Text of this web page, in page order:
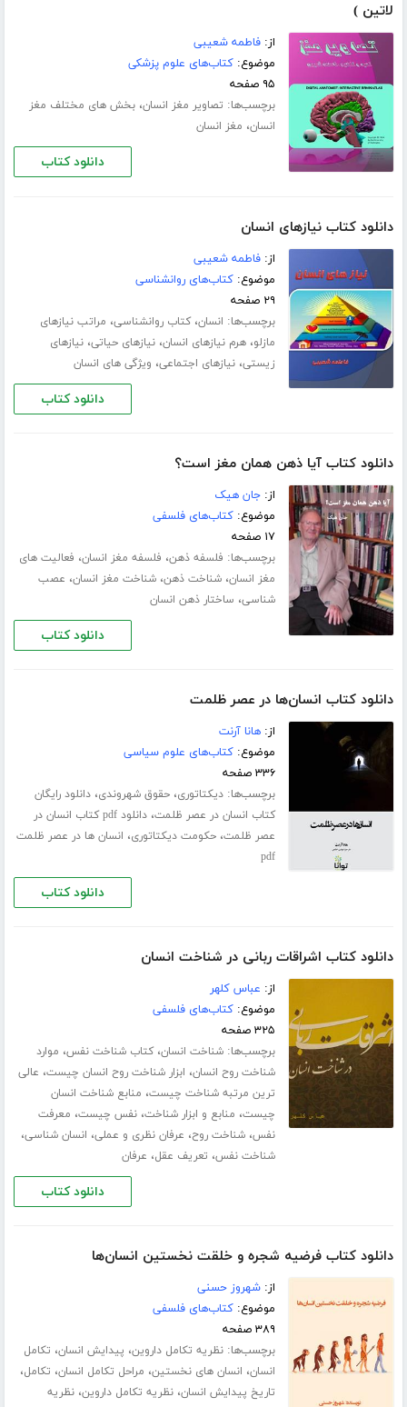
لاتین )
از:فاطمه شعیبی
موضوع:کتاب‌های علوم پزشکی
۹۵ صفحه
برچسب‌ها: تصاویر مغز انسان،بخش های مختلف مغز
انسان، مغز انسان
دانلود کتاب
دانلود کتاب نیازهای انسان
از:فاطمه شعیبی
موضوع:کتاب‌های روانشناسی
۲۹ صفحه
برچسب‌ها: انسان،کتاب روانشناسی، مراتب نیازهای
مازلو،هرم نیازهای انسان،نیازهای حیاتی‌،نیازهای
زیستی،نیازهای اجتماعی، ویژگی های انسان
دانلود کتاب
دانلود کتاب آیا ذهن همان مغز است؟
از:جان هیک
موضوع:کتاب‌های فلسفی
۱۷ صفحه
برچسب‌ها: فلسفه ذهن، فلسفه مغز انسان، فعالیت های
مغز انسان،شناخت ذهن،شناخت مغز انسان، عصب
شناسی، ساختار ذهن انسان
دانلود کتاب
دانلود کتاب انسان‌ها در عصر ظلمت
از:هانا آرنت
موضوع:کتاب‌های علوم سیاسی
۳۳۶ صفحه
برچسب‌ها:دیکتاتوری،حقوق شهروندی،دانلود رایگان
کتاب انسان در عصر ظلمت،
دانلود pdf کتاب انسان در
عصر ظلمت،حکومت دیکتاتوری، انسان ها در عصر ظلمت
pdf
دانلود کتاب
دانلود کتاب اشراقات ربانی در شناخت انسان
از: عباس کلهر
موضوع:کتاب‌های فلسفی
۳۲۵ صفحه
برچسب‌ها:شناخت انسان،کتاب شناخت نفس، موارد
شناخت روح انسان، ابزار شناخت روح انسان چیست، عالی
ترین مرتبه شناخت چیست، منابع شناخت انسان
چیست، منابع و ابزار شناخت،نفس چیست، معرفت
نفس،شناخت روح، عرفان نظری و عملی، انسان شناسی،
شناخت نفس، تعریف عقل، عرفان
دانلود کتاب
دانلود کتاب فرضیه شجره و خلقت نخستین انسان‌ها
از:شهروز حسنی
موضوع:کتاب‌های فلسفی
۳۸۹ صفحه
برچسب‌ها:نظریه تکامل داروین، پیدایش انسان، تکامل
انسان، انسان های نخستین، مراحل تکامل انسان، تکامل،
تاریخ پیدایش انسان،نظریه تکامل داروین،نظریه